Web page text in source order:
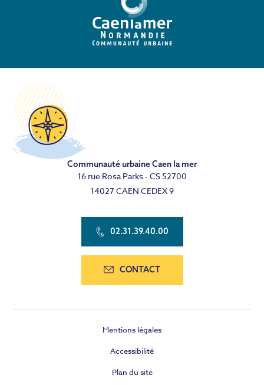
Communauté urbaine Caen la mer
16 rue Rosa Parks - CS 52700
14027 CAEN CEDEX 9
02.31.39.40.00
CONTACT
Mentions légales
Accessibilité
Plan du site